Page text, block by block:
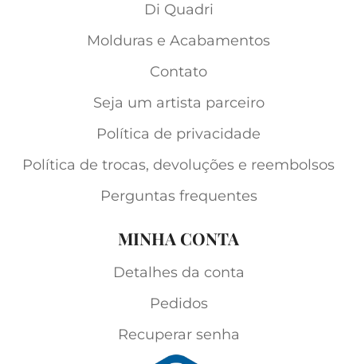
Di Quadri
Molduras e Acabamentos
Contato
Seja um artista parceiro
Política de privacidade
Política de trocas, devoluções e reembolsos
Perguntas frequentes
MINHA CONTA
Detalhes da conta
Pedidos
Recuperar senha